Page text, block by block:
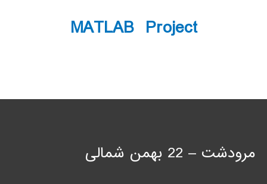
MATLAB Project
مرودشت – 22 بهمن شمالی